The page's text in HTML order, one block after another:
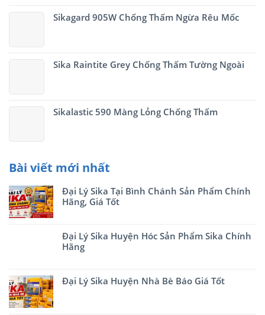
Sikagard 905W Chống Thấm Ngừa Rêu Mốc
Sika Raintite Grey Chống Thấm Tường Ngoài
Sikalastic 590 Màng Lỏng Chống Thấm
Bài viết mới nhất
Đại Lý Sika Tại Bình Chánh Sản Phẩm Chính
Hãng, Giá Tốt
Đại Lý Sika Huyện Hóc Sản Phẩm Sika Chính
Hãng
Đại Lý Sika Huyện Nhà Bè Báo Giá Tốt